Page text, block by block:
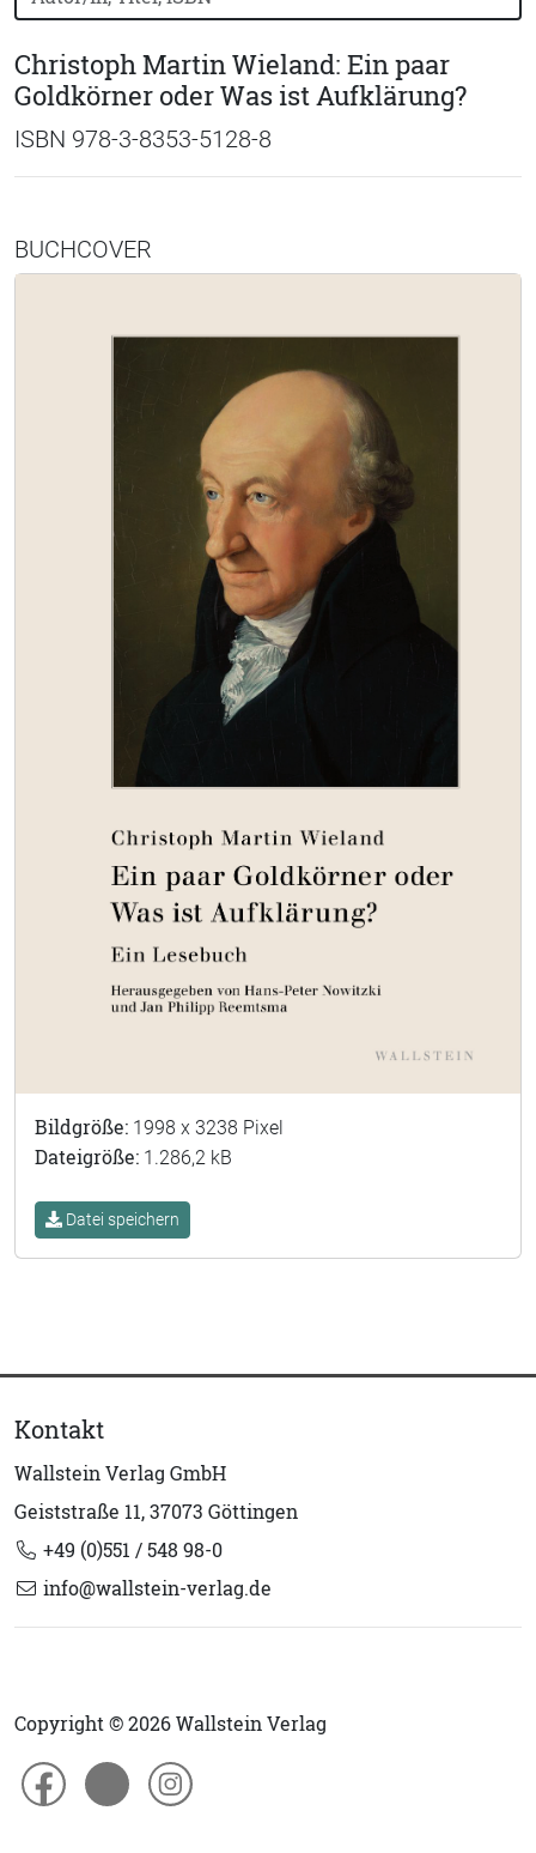
Christoph Martin Wieland: Ein paar
Goldkörner oder Was ist Aufklärung?
ISBN 978-3-8353-5128-8
BUCHCOVER
Bildgröße: 1998 x 3238 Pixel
Dateigröße: 1.286,2 kB
Datei speichern
Kontakt
Wallstein Verlag GmbH
Geiststraße 11, 37073 Göttingen
+49 (0)551 / 548 98-0
info@wallstein-verlag.de
Copyright © 2026 Wallstein Verlag